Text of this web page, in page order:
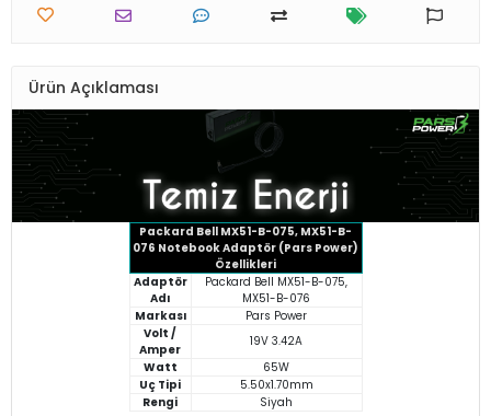
Ürün Açıklaması
Packard Bell MX51-B-075, MX51-B-
076 Notebook Adaptör (Pars Power)
Özellikleri
Adaptör
Adı
Packard Bell MX51-B-075,
MX51-B-076
Markası
Pars Power
Volt /
Amper
19V 3.42A
Watt
65W
Uç Tipi
5.50x1.70mm
Rengi
Siyah